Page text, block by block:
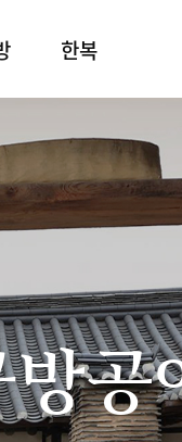
한복
공